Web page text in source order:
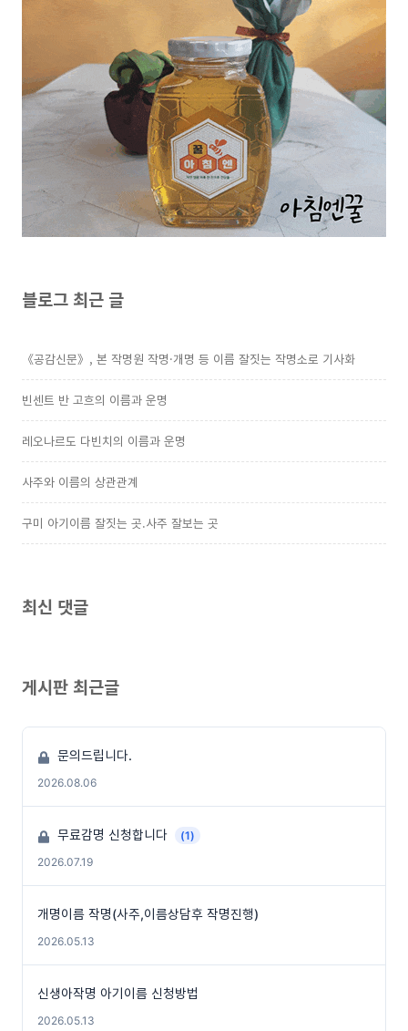
블로그 최근 글
《공감신문》, 본 작명원 작명·개명 등 이름 잘짓는 작명소로 기사화
빈센트 반 고흐의 이름과 운명
레오나르도 다빈치의 이름과 운명
사주와 이름의 상관관계
구미 아기이름 잘짓는 곳.사주 잘보는 곳
최신 댓글
게시판 최근글
문의드립니다.
2026.08.06
무료감명 신청합니다
(1)
2026.07.19
개명이름 작명(사주,이름상담후 작명진행)
2026.05.13
신생아작명 아기이름 신청방법
2026.05.13